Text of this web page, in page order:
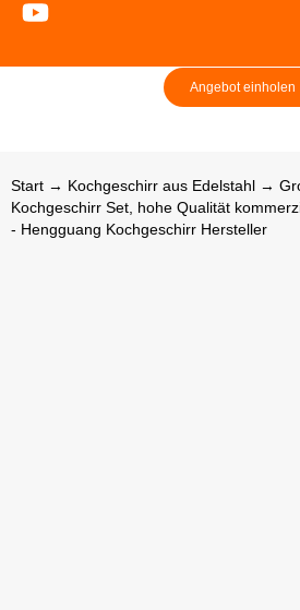
Angebot einholen
Start → Kochgeschirr aus Edelstahl →
Kochgeschirr Set, hohe Qualität
- Hengguang Kochgeschirr Hersteller